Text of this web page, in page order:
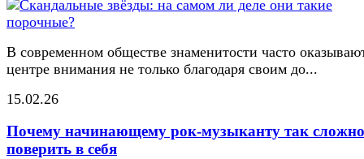
В современном обществе знаменитости часто
центре внимания не только благодаря своим до...
15.02.26
Почему начинающему рок-музыканту так сложно
поверить в себя